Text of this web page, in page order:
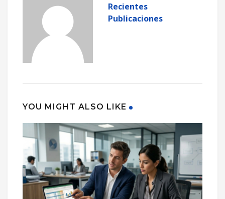
Recientes
Publicaciones
YOU MIGHT ALSO LIKE